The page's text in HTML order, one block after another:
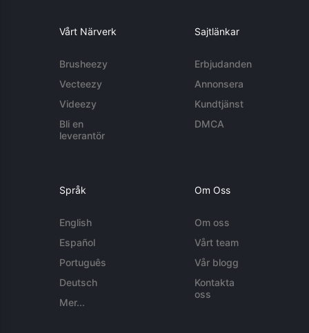
Vårt Närverk
Brusheezy
Vecteezy
Videezy
Bli en
leverantör
Sajtlänkar
Erbjudanden
Annonsera
Kundtjänst
DMCA
Språk
English
Español
Português
Deutsch
Mer...
Om Oss
Om oss
Vårt team
Vår blogg
Kontakta
oss